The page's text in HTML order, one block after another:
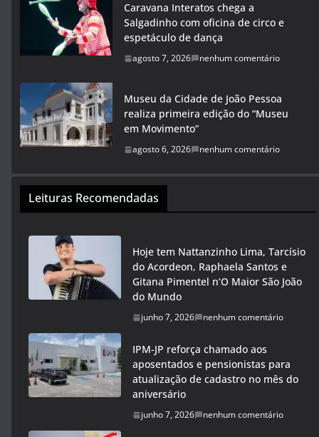
Caravana Interatos chega a
Salgadinho com oficina de circo e
espetáculo de dança
agosto 7, 2026 nenhum comentário
Museu da Cidade de João Pessoa
realiza primeira edição do “Museu
em Movimento”
agosto 6, 2026 nenhum comentário
Leituras Recomendadas
Hoje tem Nattanzinho Lima, Tarcísio
do Acordeon, Raphaela Santos e
Gitana Pimentel n’O Maior São João
do Mundo
junho 7, 2026 nenhum comentário
IPM-JP reforça chamado aos
aposentados e pensionistas para
atualização de cadastro no mês do
aniversário
junho 7, 2026 nenhum comentário